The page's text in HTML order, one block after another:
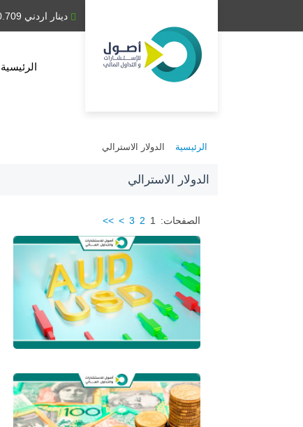
دينار اردني 0.709
الرئيسية
الرئيسية الدولار الاسترالي
الدولار الاسترالي
الصفحات: 1
2
3
>
>>